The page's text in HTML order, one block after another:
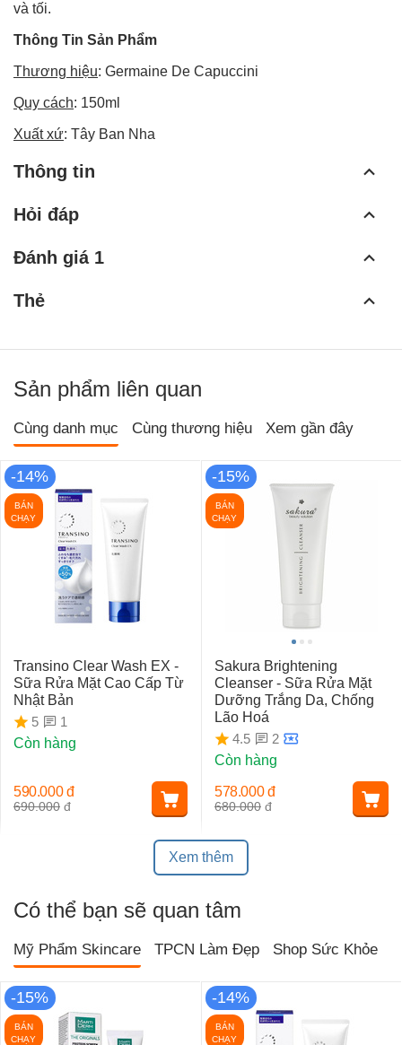
và tối.
Thông Tin Sản Phẩm
Thương hiệu: Germaine De Capuccini
Quy cách: 150ml
Xuất xứ: Tây Ban Nha
Thông tin
Hỏi đáp
Đánh giá 1
Thẻ
Sản phẩm liên quan
Cùng danh mục Cùng thương hiệu Xem gần đây
-14%
BÁN
CHẠY
Transino Clear Wash EX -
Sữa Rửa Mặt Cao Cấp Từ
Nhật Bản
5
1
Còn hàng
690.000 đ
590.000 đ
-15%
BÁN
CHẠY
Sakura Brightening
Cleanser - Sữa Rửa Mặt
Dưỡng Trắng Da, Chống
Lão Hoá
4.5
2
Còn hàng
680.000 đ
578.000 đ
Xem thêm
Có thể bạn sẽ quan tâm
Mỹ Phẩm Skincare TPCN Làm Đẹp Shop Sức Khỏe
-15%
BÁN
CHẠY
-14%
BÁN
CHẠY